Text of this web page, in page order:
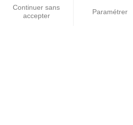
Continuer sans
accepter
Paramétrer